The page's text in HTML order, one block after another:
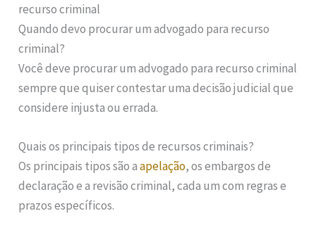
recurso criminal
Quando devo procurar um advogado para recurso
criminal?
Você deve procurar um advogado para recurso criminal
sempre que quiser contestar uma decisão judicial que
considere injusta ou errada.
Quais os principais tipos de recursos criminais?
Os principais tipos são aapelação, os embargos de
declaração e a revisão criminal, cada um com regras e
prazos específicos.